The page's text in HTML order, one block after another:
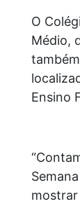
O
Médio,
Ensino
mostrar